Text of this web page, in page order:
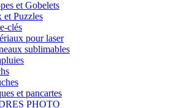
et Gobelets
et Puzzles
clés
pour laser
sublimables
et pancartes
PHOTO